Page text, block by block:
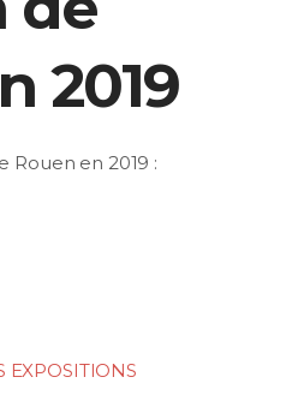
2019
Rouen en 2019 :
EXPOSITIONS